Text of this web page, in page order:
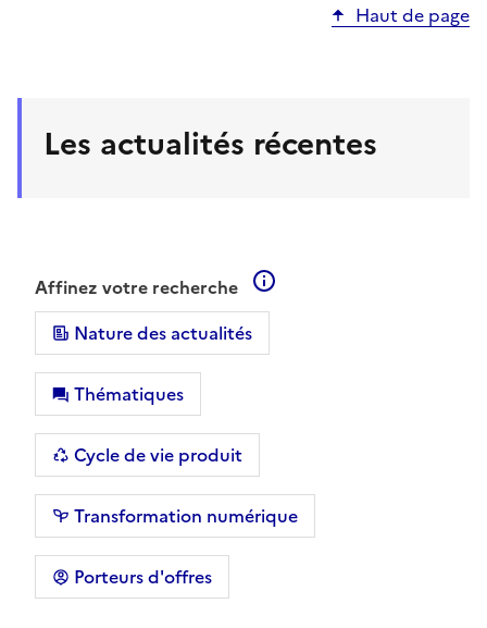
Haut de page
Les actualités récentes
Affinez votre recherche
Nature des actualités
Thématiques
Cycle de vie produit
Transformation numérique
Porteurs d'offres